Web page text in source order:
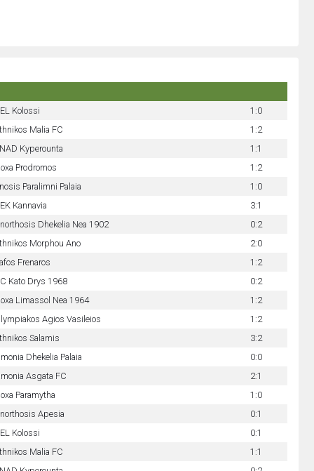
Kolossi
1:0
Malia FC
1:2
Kyperounta
1:1
Prodromos
1:2
Paralimni Palaia
1:0
Kannavia
3:1
Dhekelia Nea 1902
0:2
Morphou Ano
2:0
Frenaros
1:2
Kato Drys 1968
0:2
Limassol Nea 1964
1:2
Agios Vasileios
1:2
Salamis
3:2
Dhekelia Palaia
0:0
Asgata FC
2:1
Paramytha
1:0
Apesia
0:1
Kolossi
0:1
Malia FC
1:1